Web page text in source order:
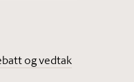
og vedtak